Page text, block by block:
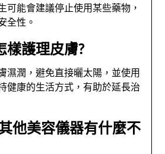
可能會建議停止使用某些藥物，
全性。
樣護理皮膚?
濕潤，避免直接曬太陽，並使用
健康的生活方式，有助於延長治
他美容儀器有什麼不